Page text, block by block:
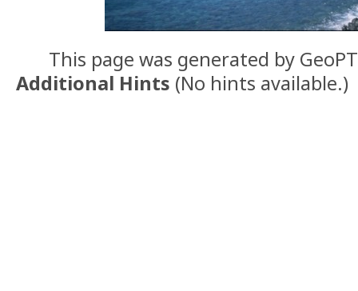
This page was generated by
Additional Hints (No hints available.)